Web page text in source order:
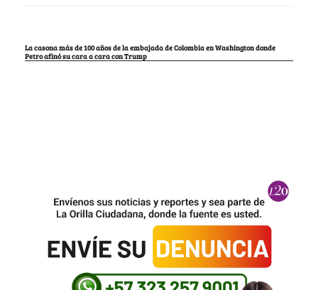
La casona más de 100 años de la embajada de Colombia en Washington donde
Petro afinó su cara a cara con Trump